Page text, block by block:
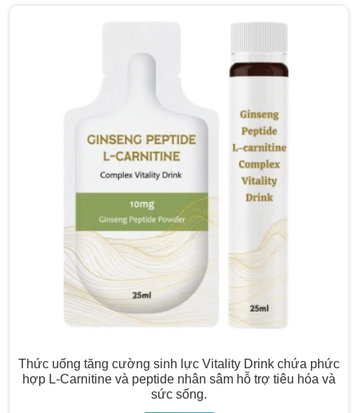
Thức uống tăng cường sinh lực Vitality Drink chứa phức
hợp L-Carnitine và peptide nhân sâm hỗ trợ tiêu hóa và
sức sống.